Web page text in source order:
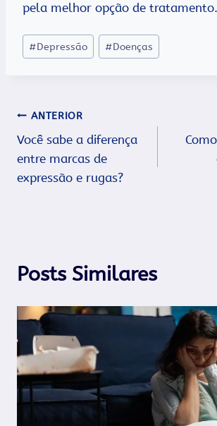
pela melhor opção de tratamento.
Tags
do
#Depressão #Doenças
Navegação
de
Post
ANTERIOR
Você sabe a diferença
entre marcas de
expressão e rugas?
Posts Similares